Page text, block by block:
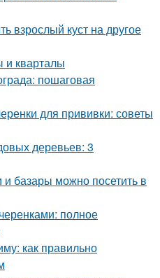
взрослый куст на другое
и кварталы
пошаговая
для прививки: советы
деревьев: 3
базары можно посетить в
полное
как правильно